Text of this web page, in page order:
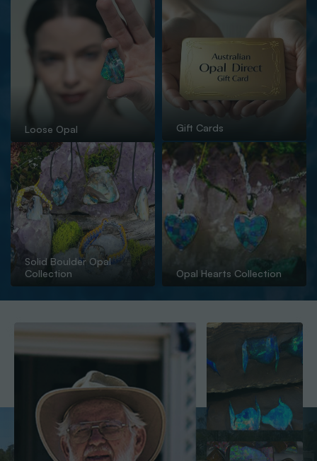
Loose Opal Gift Cards
Solid Boulder Opal
Collection
Opal Hearts Collection